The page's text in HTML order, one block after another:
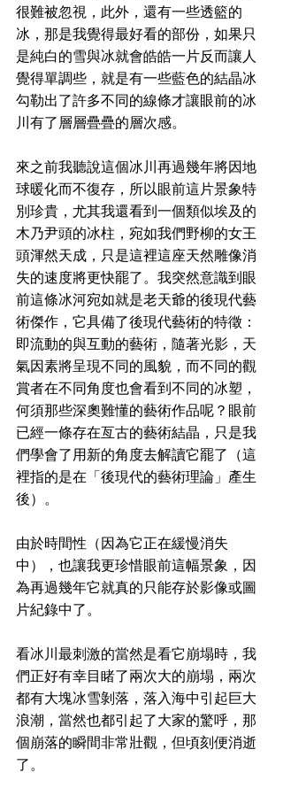
很難被忽視，此外，還有一些透籃的
冰，那是我覺得最好看的部份，如果只
是純白的雪與冰就會皓皓一片反而讓人
覺得單調些，就是有一些藍色的結晶冰
勾勒出了許多不同的線條才讓眼前的冰
川有了層層疊疊的層次感。
來之前我聽說這個冰川再過幾年將因地
球暖化而不復存，所以眼前這片景象特
別珍貴，尤其我還看到一個類似埃及的
木乃尹頭的冰柱，宛如我們野柳的女王
頭渾然天成，只是這裡這座天然雕像消
失的速度將更快罷了。我突然意識到眼
前這條冰河宛如就是老天爺的後現代藝
術傑作，它具備了後現代藝術的特徵：
即流動的與互動的藝術，隨著光影，天
氣因素將呈現不同的風貌，而不同的觀
賞者在不同角度也會看到不同的冰塑，
何須那些深奧難懂的藝術作品呢？眼前
已經一條存在亙古的藝術結晶，只是我
們學會了用新的角度去解讀它罷了（這
裡指的是在「後現代的藝術理論」產生
後）。
由於時間性（因為它正在緩慢消失
中），也讓我更珍惜眼前這幅景象，因
為再過幾年它就真的只能存於影像或圖
片紀錄中了。
看冰川最刺激的當然是看它崩塌時，我
們正好有幸目睹了兩次大的崩塌，兩次
都有大塊冰雪剝落，落入海中引起巨大
浪潮，當然也都引起了大家的驚呼，那
個崩落的瞬間非常壯觀，但頃刻便消逝
了。